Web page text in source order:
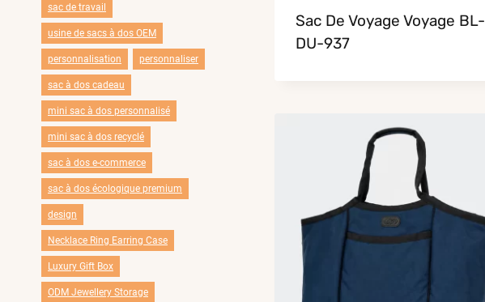
Sac De Voyage Voyage BL-
DU-937
sac de travail
usine de sacs à dos OEM
personnalisation personnaliser
sac à dos cadeau
mini sac à dos personnalisé
mini sac à dos recyclé
sac à dos e-commerce
sac à dos écologique premium
design
Necklace Ring Earring Case
Luxury Gift Box
ODM Jewellery Storage